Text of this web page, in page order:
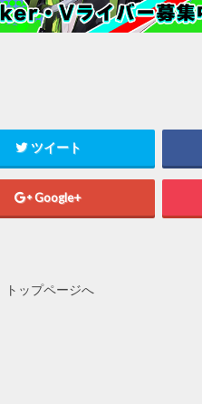
ツイート
Google+
トップページへ